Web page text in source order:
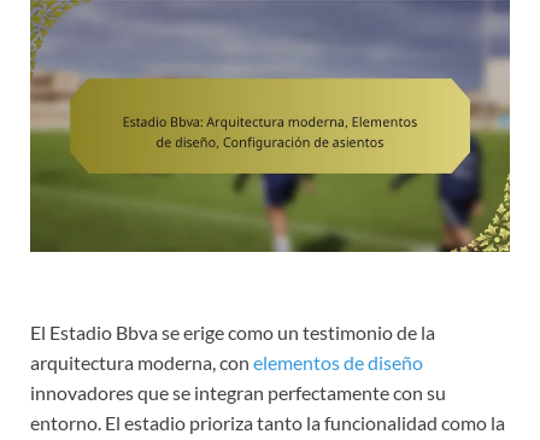
El Estadio Bbva se erige como un testimonio de la
arquitectura moderna, con elementos de diseño
innovadores que se integran perfectamente con su
entorno. El estadio prioriza tanto la funcionalidad como la